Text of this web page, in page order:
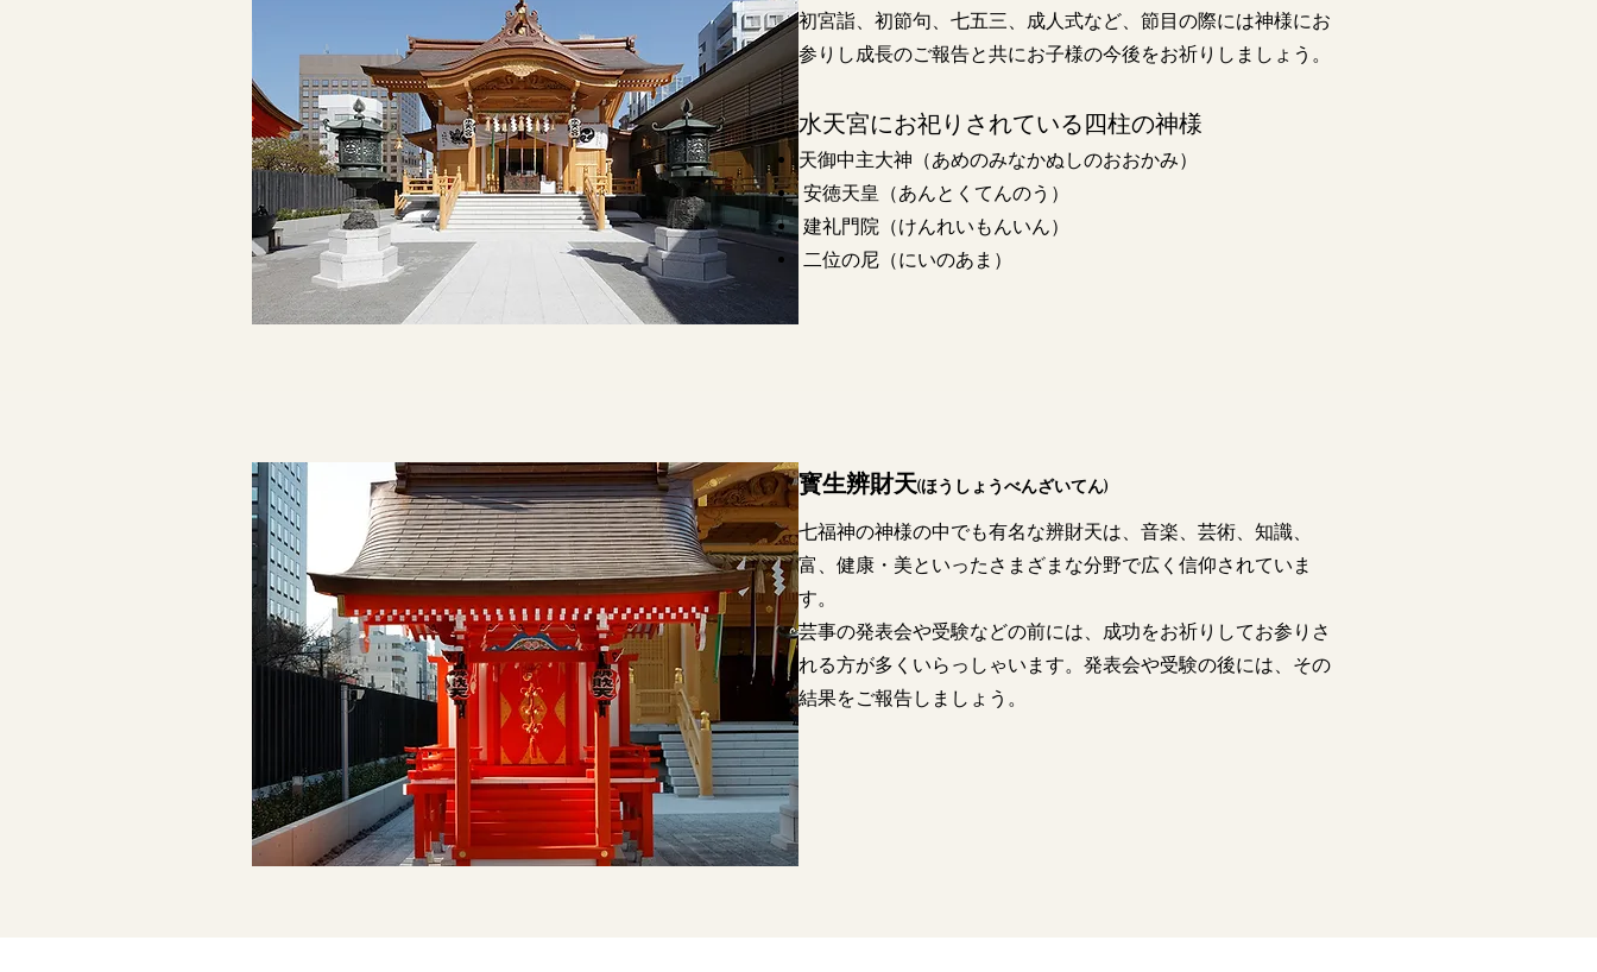
初宮詣、初節句、七五三、成人式など、節目の際には神様にお
参りし成長のご報告と共にお子様の今後をお祈りしましょう。
水天宮にお祀りされている四柱の神様
天御中主大神（あめのみなかぬしのおおかみ）
安徳天皇（あんとくてんのう）
建礼門院（けんれいもんいん）
二位の尼（にいのあま）
寳生辨財天(ほうしょうべんざいてん)
七福神の神様の中でも有名な辨財天は、音楽、芸術、知識、
富、健康・美といったさまざまな分野で広く信仰されていま
す。
​芸事の発表会や受験などの前には、成功をお祈りしてお参りさ
れる方が多くいらっしゃいます。発表会や受験の後には、その
結果をご報告しましょう。